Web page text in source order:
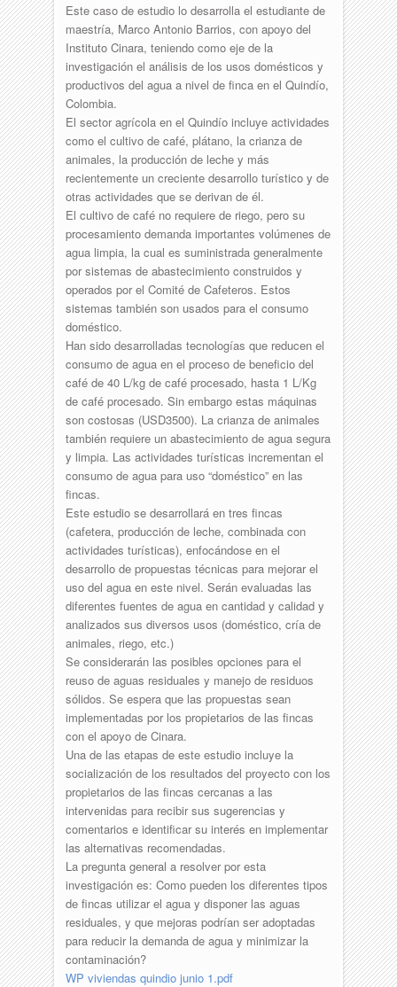
Este caso de estudio lo desarrolla el estudiante de
maestría, Marco Antonio Barrios, con apoyo del
Instituto Cinara, teniendo como eje de la
investigación el análisis de los usos domésticos y
productivos del agua a nivel de finca en el Quindío,
Colombia.
El sector agrícola en el Quindío incluye actividades
como el cultivo de café, plátano, la crianza de
animales, la producción de leche y más
recientemente un creciente desarrollo turístico y de
otras actividades que se derivan de él.
El cultivo de café no requiere de riego, pero su
procesamiento demanda importantes volúmenes de
agua limpia, la cual es suministrada generalmente
por sistemas de abastecimiento construidos y
operados por el Comité de Cafeteros. Estos
sistemas también son usados para el consumo
doméstico.
Han sido desarrolladas tecnologías que reducen el
consumo de agua en el proceso de beneficio del
café de 40 L/kg de café procesado, hasta 1 L/Kg
de café procesado. Sin embargo estas máquinas
son costosas (USD3500). La crianza de animales
también requiere un abastecimiento de agua segura
y limpia. Las actividades turísticas incrementan el
consumo de agua para uso “doméstico” en las
fincas.
Este estudio se desarrollará en tres fincas
(cafetera, producción de leche, combinada con
actividades turísticas), enfocándose en el
desarrollo de propuestas técnicas para mejorar el
uso del agua en este nivel. Serán evaluadas las
diferentes fuentes de agua en cantidad y calidad y
analizados sus diversos usos (doméstico, cría de
animales, riego, etc.)
Se considerarán las posibles opciones para el
reuso de aguas residuales y manejo de residuos
sólidos. Se espera que las propuestas sean
implementadas por los propietarios de las fincas
con el apoyo de Cinara.
Una de las etapas de este estudio incluye la
socialización de los resultados del proyecto con los
propietarios de las fincas cercanas a las
intervenidas para recibir sus sugerencias y
comentarios e identificar su interés en implementar
las alternativas recomendadas.
La pregunta general a resolver por esta
investigación es: Como pueden los diferentes tipos
de fincas utilizar el agua y disponer las aguas
residuales, y que mejoras podrían ser adoptadas
para reducir la demanda de agua y minimizar la
contaminación?
WP viviendas quindio junio 1.pdf